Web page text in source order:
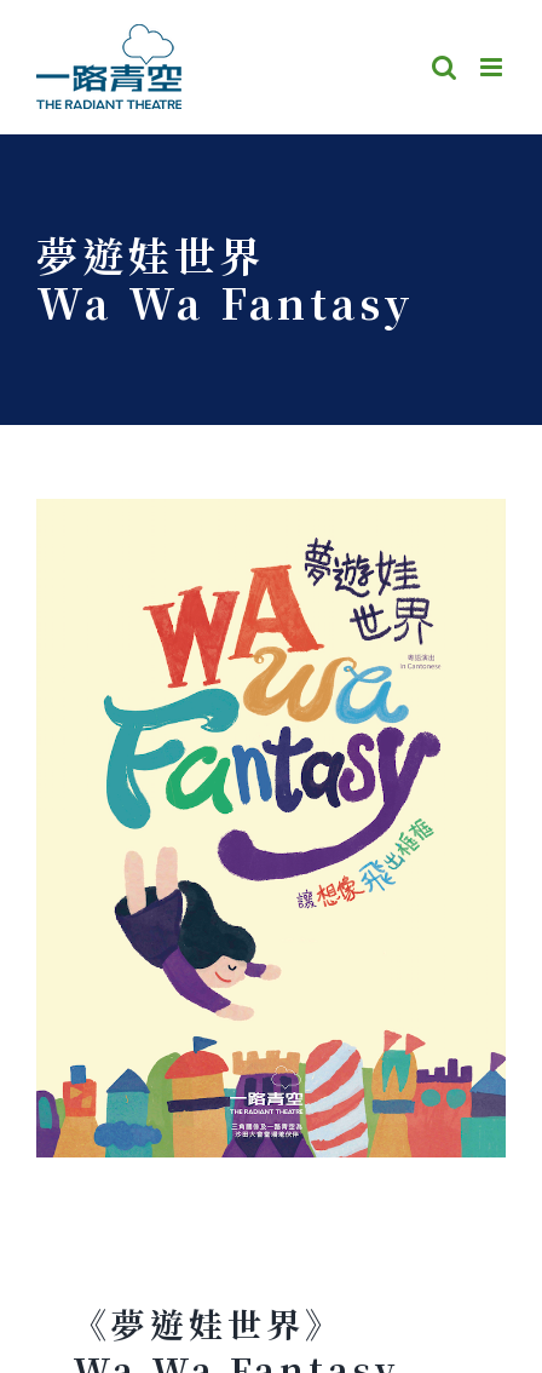
content
夢遊娃世界
Wa Wa Fantasy
《夢遊娃世界》